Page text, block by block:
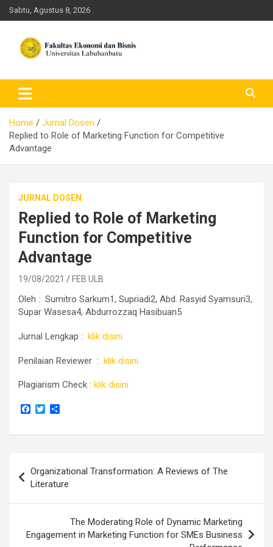
Skip
to
Sabtu, Agustus 8, 2026
FEB ULB – Universitas
Labuhanbatu
Home
Jurnal Dosen
Replied to Role of Marketing Function for Competitive
Advantage
JURNAL DOSEN
Replied to Role of Marketing
Function for Competitive
Advantage
19/08/2021 FEB ULB
Oleh : Sumitro Sarkum1, Supriadi2, Abd. Rasyid Syamsuri3,
Supar Wasesa4, Abdurrozzaq Hasibuan5
Jurnal Lengkap : klik disini
Penilaian Reviewer : klik disini
Plagiarism Check : klik disini
F
e
o
k
T
t
r
r
pos
Organizational Transformation: A Reviews of The
Literature
The Moderating Role of Dynamic Marketing
Engagement in Marketing Function for SMEs Business